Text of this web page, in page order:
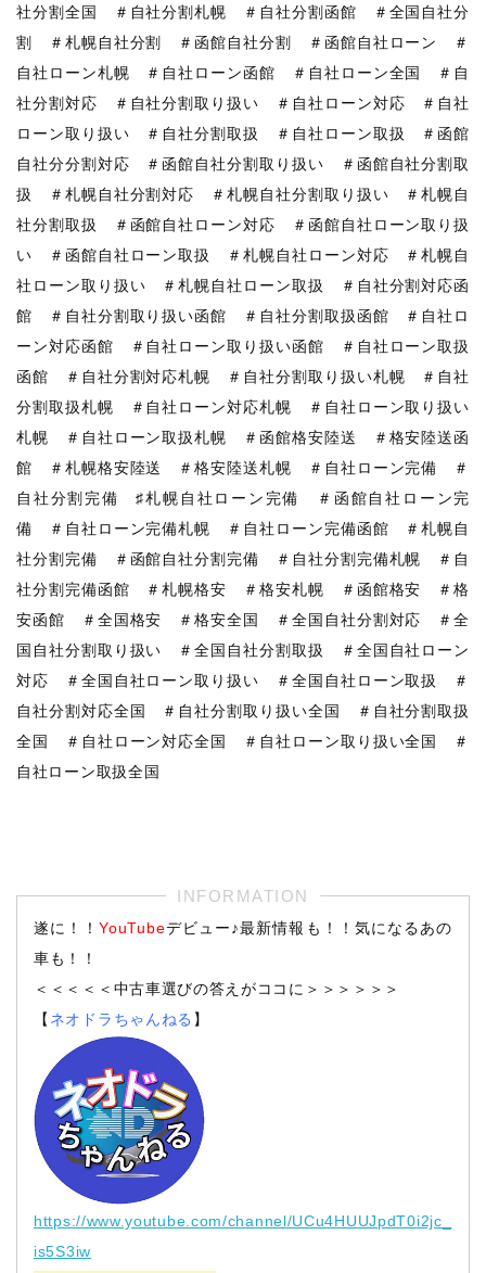
社分割全国 ＃自社分割札幌 ＃自社分割函館 ＃全国自社分
割 ＃札幌自社分割 ＃函館自社分割 ＃函館自社ローン ＃
自社ローン札幌 ＃自社ローン函館 ＃自社ローン全国 ＃自
社分割対応 ＃自社分割取り扱い ＃自社ローン対応 ＃自社
ローン取り扱い ＃自社分割取扱 ＃自社ローン取扱 ＃函館
自社分分割対応 ＃函館自社分割取り扱い ＃函館自社分割取
扱 ＃札幌自社分割対応 ＃札幌自社分割取り扱い ＃札幌自
社分割取扱 ＃函館自社ローン対応 ＃函館自社ローン取り扱
い ＃函館自社ローン取扱 ＃札幌自社ローン対応 ＃札幌自
社ローン取り扱い ＃札幌自社ローン取扱 ＃自社分割対応函
館 ＃自社分割取り扱い函館 ＃自社分割取扱函館 ＃自社ロ
ーン対応函館 ＃自社ローン取り扱い函館 ＃自社ローン取扱
函館 ＃自社分割対応札幌 ＃自社分割取り扱い札幌 ＃自社
分割取扱札幌 ＃自社ローン対応札幌 ＃自社ローン取り扱い
札幌 ＃自社ローン取扱札幌 ＃函館格安陸送 ＃格安陸送函
館 ＃札幌格安陸送 ＃格安陸送札幌 ＃自社ローン完備 ＃
自社分割完備 ♯札幌自社ローン完備 ＃函館自社ローン完
備 ＃自社ローン完備札幌 ＃自社ローン完備函館 ＃札幌自
社分割完備 ＃函館自社分割完備 ＃自社分割完備札幌 ＃自
社分割完備函館 ＃札幌格安 ＃格安札幌 ＃函館格安 ＃格
安函館 ＃全国格安 ＃格安全国 ＃全国自社分割対応 ＃全
国自社分割取り扱い ＃全国自社分割取扱 ＃全国自社ローン
対応 ＃全国自社ローン取り扱い ＃全国自社ローン取扱 ＃
自社分割対応全国 ＃自社分割取り扱い全国 ＃自社分割取扱
全国 ＃自社ローン対応全国 ＃自社ローン取り扱い全国 ＃
自社ローン取扱全国
遂に！！YouTubeデビュー♪最新情報も！！気になるあの
車も！！
＜＜＜＜＜中古車選びの答えがココに＞＞＞＞＞＞
【 ネオドラちゃんねる 】
https://www.youtube.com/channel/UCu4HUUJpdT0i2jc_
is5S3iw